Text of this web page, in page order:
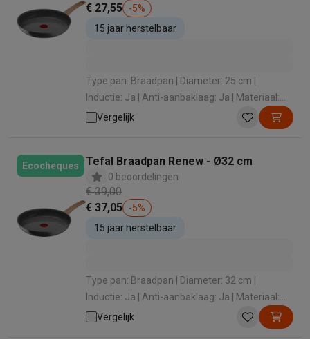
€ 27,55
-5%
15 jaar herstelbaar
Type pan: Braadpan | Diameter: 25 cm |
Inductie: Ja | Anti-aanbaklaag: Ja | Materiaal:
Aluminium
Vergelijk
Ecocheques Tefal Braadpan Renew - Ø32 cm
0 beoordelingen
€ 39,00
€ 37,05
-5%
15 jaar herstelbaar
Type pan: Braadpan | Diameter: 32 cm |
Inductie: Ja | Anti-aanbaklaag: Ja | Materiaal:
Aluminium
Vergelijk